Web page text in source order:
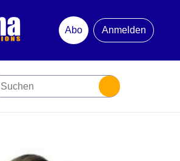
Abo
Anmelden